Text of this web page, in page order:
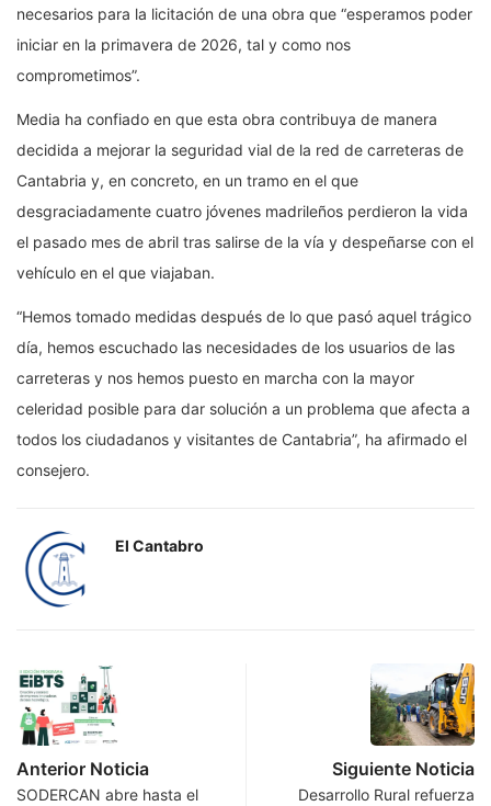
necesarios para la licitación de una obra que “esperamos poder
iniciar en la primavera de 2026, tal y como nos
comprometimos”.
Media ha confiado en que esta obra contribuya de manera
decidida a mejorar la seguridad vial de la red de carreteras de
Cantabria y, en concreto, en un tramo en el que
desgraciadamente cuatro jóvenes madrileños perdieron la vida
el pasado mes de abril tras salirse de la vía y despeñarse con el
vehículo en el que viajaban.
“Hemos tomado medidas después de lo que pasó aquel trágico
día, hemos escuchado las necesidades de los usuarios de las
carreteras y nos hemos puesto en marcha con la mayor
celeridad posible para dar solución a un problema que afecta a
todos los ciudadanos y visitantes de Cantabria”, ha afirmado el
consejero.
El Cantabro
Anterior Noticia
SODERCAN abre hasta el
Siguiente Noticia
Desarrollo Rural refuerza